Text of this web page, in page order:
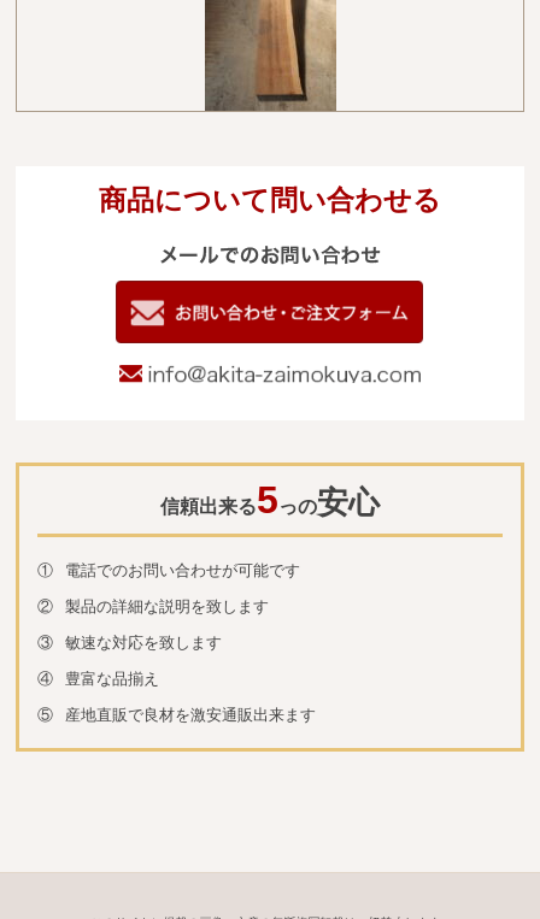
商品について問い合わせる
info@akita-
信頼出来る5っの安心
①
電話でのお問い合わせが可能です
②
製品の詳細な説明を致します
③
敏速な対応を致します
④
豊富な品揃え
⑤
産地直販で良材を激安通販出来ます